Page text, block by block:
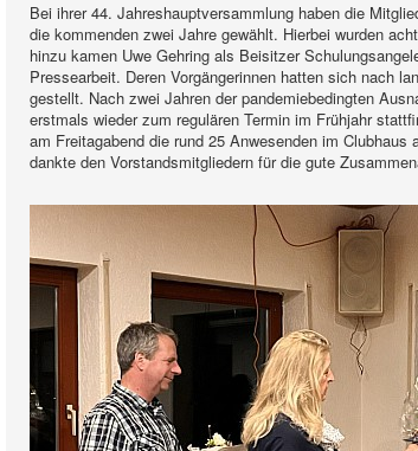
Bei ihrer 44. Jahreshauptversammlung haben die
die kommenden zwei Jahre gewählt. Hierbei wurden
hinzu kamen Uwe Gehring als Beisitzer
Pressearbeit. Deren Vorgängerinnen hatten sich nach
gestellt. Nach zwei Jahren der pandemiebedingten
erstmals wieder zum regulären Termin im Frühjahr
am Freitagabend die rund 25 Anwesenden im
dankte den Vorstandsmitgliedern für die gute